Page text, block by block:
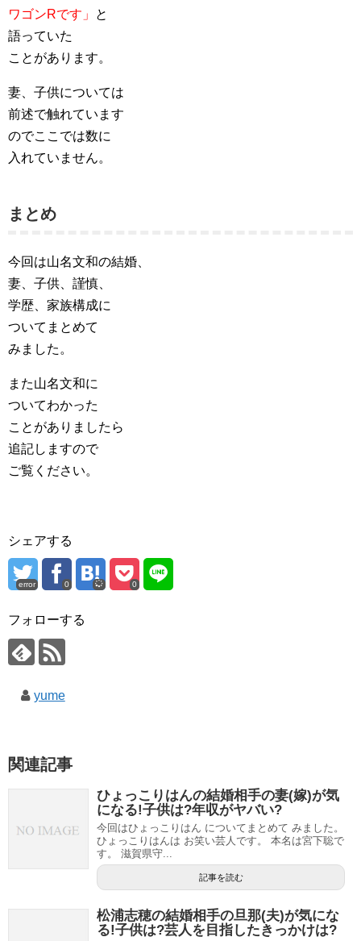
ワゴンRです」
と
語っていた
ことがあります。
妻、子供については
前述で触れています
のでここでは数に
入れていません。
まとめ
今回は山名文和の結婚、
妻、子供、謹慎、
学歴、家族構成に
ついてまとめて
みました。
また山名文和に
ついてわかった
ことがありましたら
追記しますので
ご覧ください。
シェアする
error 0 0
フォローする
yume
関連記事
ひょっこりはんの結婚相手の妻(嫁)が気
になる!子供は?年収がヤバい?
今回はひょっこりはん についてまとめて みました。
ひょっこりはんは お笑い芸人です。 本名は宮下聡で
す。 滋賀県守...
記事を読む
松浦志穂の結婚相手の旦那(夫)が気にな
る!子供は?芸人を目指したきっかけは?